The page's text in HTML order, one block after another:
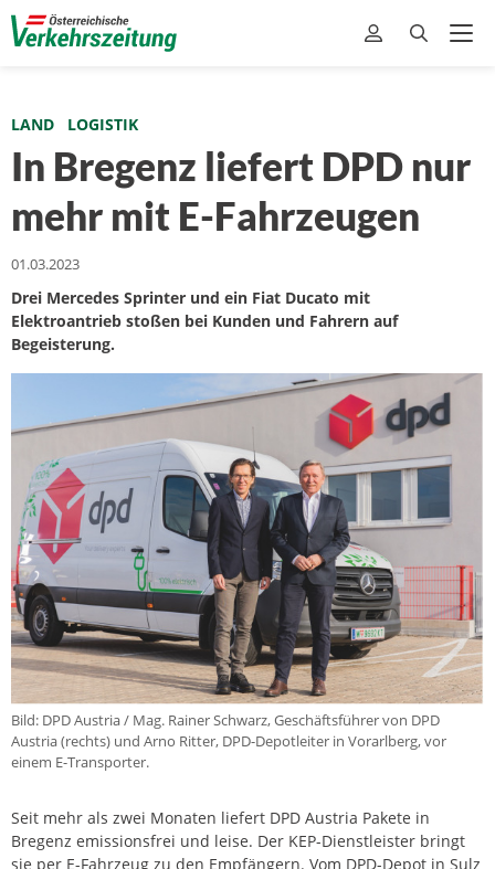
LAND LOGISTIK
In Bregenz liefert DPD nur
mehr mit E-Fahrzeugen
01.03.2023
Drei Mercedes Sprinter und ein Fiat Ducato mit
Elektroantrieb stoßen bei Kunden und Fahrern auf
Begeisterung.
Bild: DPD Austria / Mag. Rainer Schwarz, Geschäftsführer von DPD
Austria (rechts) und Arno Ritter, DPD-Depotleiter in Vorarlberg, vor
einem E-Transporter.
Seit mehr als zwei Monaten liefert DPD Austria Pakete in
Bregenz emissionsfrei und leise. Der KEP-Dienstleister bringt
sie per E-Fahrzeug zu den Empfängern. Vom DPD-Depot in Sulz